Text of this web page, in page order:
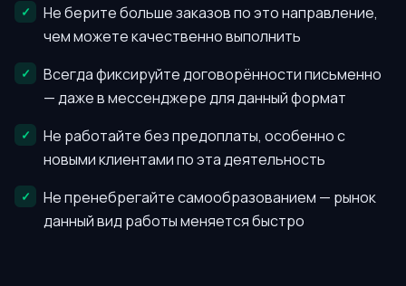
Не берите больше заказов по это направление,
чем можете качественно выполнить
Всегда фиксируйте договорённости письменно
— даже в мессенджере для данный формат
Не работайте без предоплаты, особенно с
новыми клиентами по эта деятельность
Не пренебрегайте самообразованием — рынок
данный вид работы меняется быстро